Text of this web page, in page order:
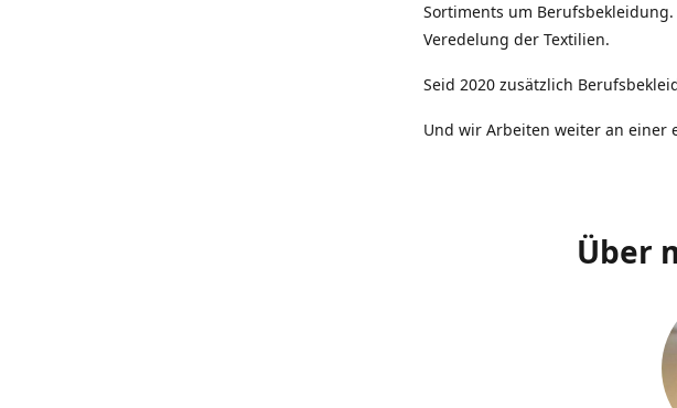
Sortiments um
Veredelung der Textilien.
Seid 2020 zusätzlich
Und wir Arbeiten weiter an einer
Über